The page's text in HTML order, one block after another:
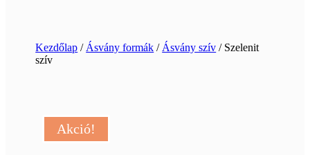
Kezdőlap / Ásvány formák / Ásvány szív / Szelenit
szív
Akció!